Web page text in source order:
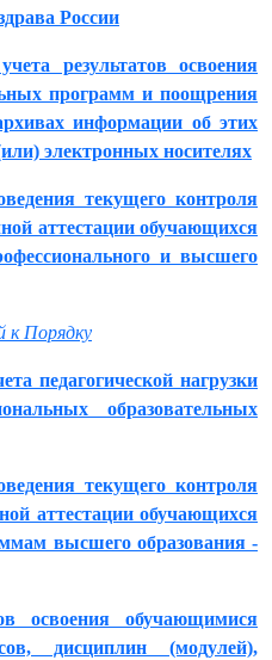
России
результатов освоения
программ и поощрения
информации об этих
электронных носителях
текущего контроля
аттестации обучающихся
и высшего
к Порядку
педагогической нагрузки
образовательных
текущего контроля
аттестации обучающихся
высшего образования -
освоения обучающимися
дисциплин (модулей),